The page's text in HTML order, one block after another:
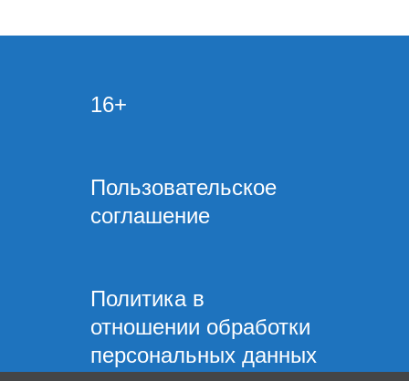
16+
Пользовательское
соглашение
Политика в
отношении обработки
персональных данных